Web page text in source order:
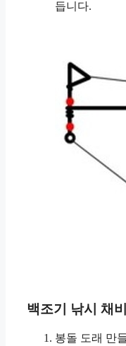
듭니다.
백조기 낚시 채
봉돌 도래 만